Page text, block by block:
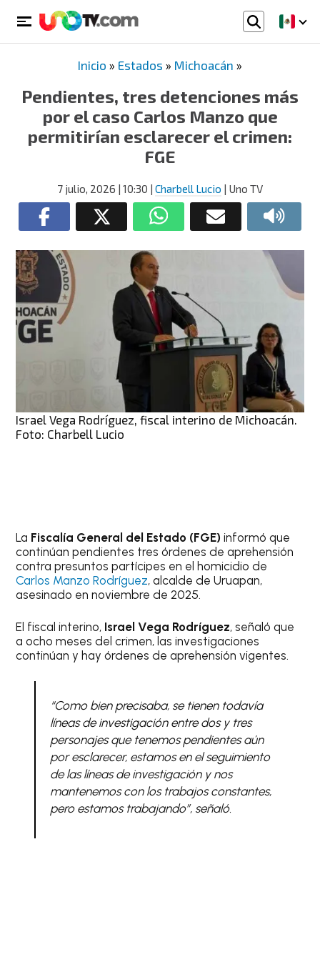
Inicio » Estados » Michoacán »
Pendientes, tres detenciones más
por el caso Carlos Manzo que
permitirían esclarecer el crimen:
FGE
7 julio, 2026 | 10:30 | Charbell Lucio | Uno TV
Israel Vega Rodríguez, fiscal interino de Michoacán.
Foto: Charbell Lucio
La Fiscalía General del Estado (FGE) informó que
continúan pendientes tres órdenes de aprehensión
contra presuntos partícipes en el homicidio de
Carlos Manzo Rodríguez, alcalde de Uruapan,
asesinado en noviembre de 2025.
El fiscal interino, Israel Vega Rodríguez, señaló que
a ocho meses del crimen, las investigaciones
continúan y hay órdenes de aprehensión vigentes.
“Como bien precisaba, se tienen todavía
líneas de investigación entre dos y tres
personajes que tenemos pendientes aún
por esclarecer, estamos en el seguimiento
de las líneas de investigación y nos
mantenemos con los trabajos constantes,
pero estamos trabajando”, señaló.